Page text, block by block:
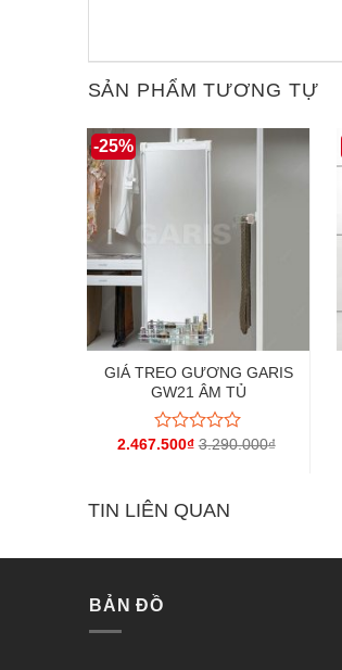
SẢN PHẨM TƯƠNG TỰ
-25%
GIÁ TREO GƯƠNG GARIS
GW21 ÂM TỦ
Được
5
2.467.500₫ 3.290.000₫
TIN LIÊN QUAN
BẢN ĐỒ